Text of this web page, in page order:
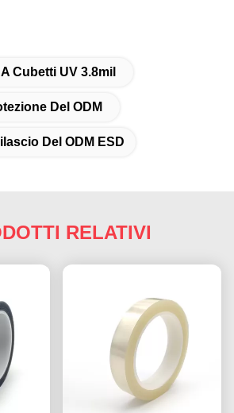
Cubetti UV 3.8mil
Del ODM
Del ODM ESD
RELATIVI